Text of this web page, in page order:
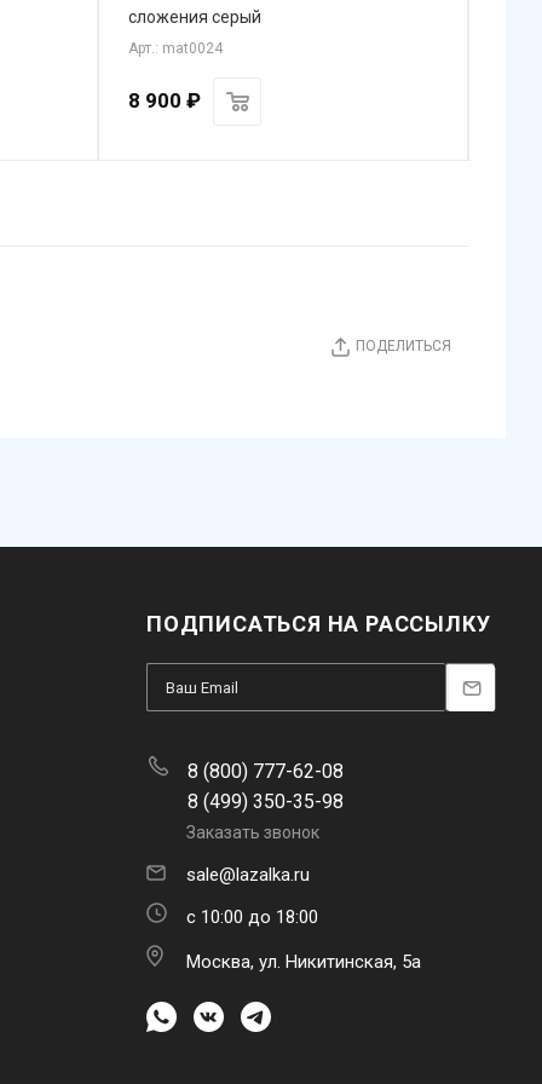
сложения серый
Арт.: mat0024
8 900 ₽
ПОДЕЛИТЬСЯ
ПОДПИСАТЬСЯ НА РАССЫЛКУ
8 (800) 777-62-08
8 (499) 350-35-98
Заказать звонок
sale@lazalka.ru
с 10:00 до 18:00
Москва, ул. Никитинская, 5а